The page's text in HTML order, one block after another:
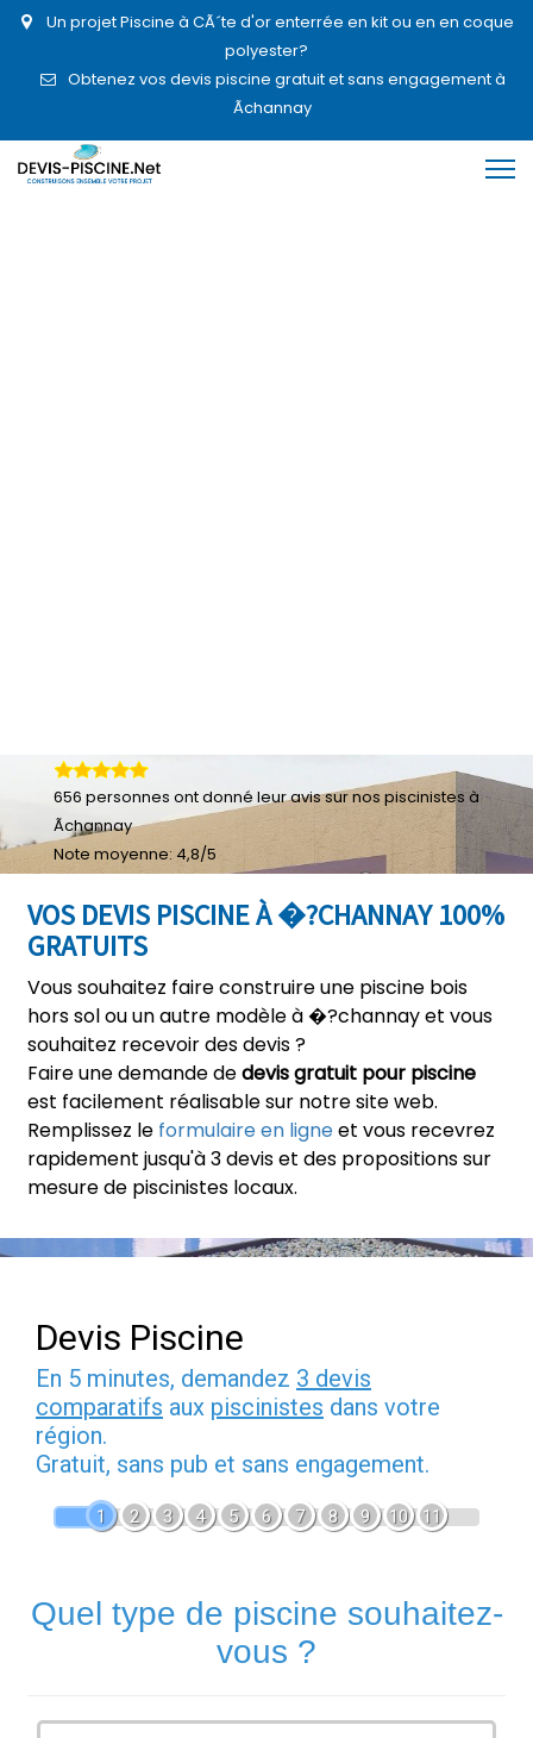
Un projet Piscine à CÃ´te d'or enterrée en kit ou en en coque
polyester?
Obtenez vos devis piscine gratuit et sans engagement à
Ãchannay
VOS DEVIS PISCINE À �?CHANNAY 100%
GRATUITS
Vous souhaitez faire construire une piscine bois
hors sol ou un autre modèle à �?channay et vous
souhaitez recevoir des devis ?
Faire une demande dedevis gratuit pour piscine
est facilement réalisable sur notre site web.
Remplissez le formulaire en ligneet vous recevrez
rapidement jusqu'à 3 devis et des propositions sur
mesure de piscinistes locaux.
656 personnes ont donné leuravis sur nos piscinistes à
Ãchannay
Note moyenne: 4,8/5
Devis Piscine
En 5 minutes, demandez 3 devis
comparatifs aux piscinistes dans votre
région.
Gratuit, sans pub et sans engagement.
1 2 3 4 5 6 7 8 9 10 11
Quel type de piscine souhaitez-
vous ?